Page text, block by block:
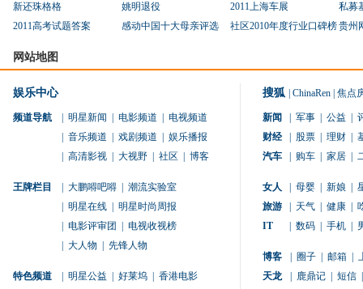
新还珠格格
姚明退役 2011上海车展
私募
2011高考试题答案
感动中国十大母亲评选 社区2010年度行业口碑榜贵州
网站地图
娱乐中心
频道导航 明星新闻 电影频道
电视频道
音乐频道 戏剧频道
娱乐播报
高清影视 大视野 社区 博客
王牌栏目 大鹏嘚吧嘚
潮流实验室
明星在线
明星时尚周报
电影评审团
电视收视榜
大人物 先锋人物
特色频道 明星公益 好莱坞
香港电影
搜狐 ChinaRen 焦点
新闻 军事 公益
财经
股票 理财
汽车
购车 家居
女人 母婴 新娘
旅游
天气 健康
IT
数码 手机
博客 圈子 邮箱
天龙
鹿鼎记 短信